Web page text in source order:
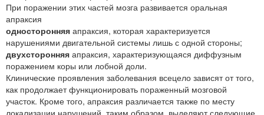
При поражении этих частей мозга развивается оральная
апраксия
односторонняя апраксия, которая характеризуется
нарушениями двигательной системы лишь с одной стороны;
двухсторонняя апраксия, характеризующаяся диффузным
поражением коры или лобной доли.
Клинические проявления заболевания всецело зависят от того,
как продолжает функционировать пораженный мозговой
участок. Кроме того, апраксия различается также по месту
локализации нарушений, таким образом, выделяют следующие